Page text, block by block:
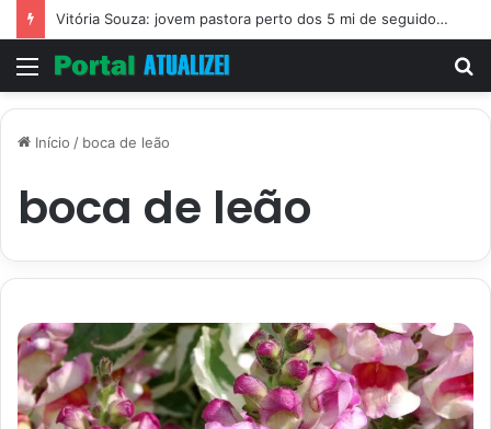
Vitória Souza: jovem pastora perto dos 5 mi de seguidores na web
Menu
Início / boca de leão
boca de leão